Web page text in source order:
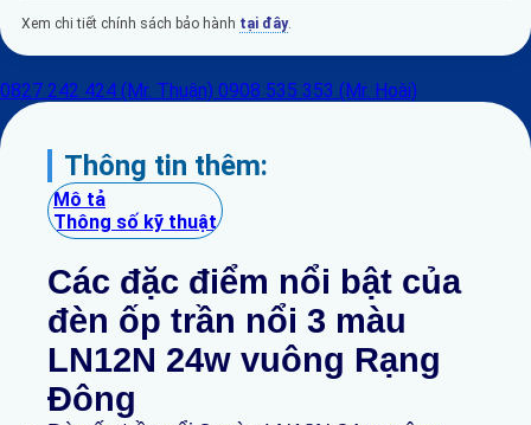
Xem chi tiết chính sách bảo hành tại đây.
0827 242 424 (Mr. Thuận) 0908 535 353 (Mr. Hoài)
Thông tin thêm:
Mô tả
Thông số kỹ thuật
Các đặc điểm nổi bật của
đèn ốp trần nổi 3 màu
LN12N 24w vuông Rạng
Đông